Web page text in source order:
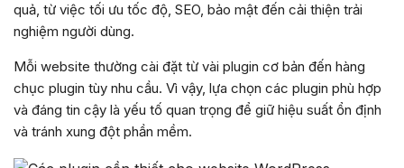
quả, từ việc tối ưu tốc độ, SEO, bảo mật đến cải thiện trải
nghiệm người dùng.
Mỗi website thường cài đặt từ vài plugin cơ bản đến hàng
chục plugin tùy nhu cầu. Vì vậy, lựa chọn các plugin phù hợp
và đáng tin cậy là yếu tố quan trọng để giữ hiệu suất ổn định
và tránh xung đột phần mềm.